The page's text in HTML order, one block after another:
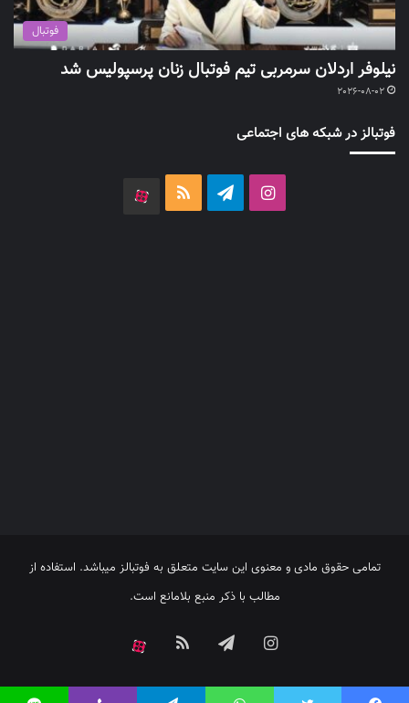
فوتبال
نیلوفر اردلان سرمربی تیم فوتبال زنان پرسپولیس شد
2026-08-02
فوتبالز در شبکه های اجتماعی
اینستاگرامتلگرام خوراک
تمامی حقوق مادی و معنوی این سایت متعلق به فوتبالز میباشد. استفاده از
مطالب با ذکر منبع بلامانع است.
اینستاگرامتلگرام خوراک